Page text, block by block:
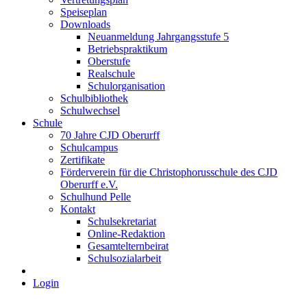
Speiseplan
Downloads
Neuanmeldung Jahrgangsstufe 5
Betriebspraktikum
Oberstufe
Realschule
Schulorganisation
Schulbibliothek
Schulwechsel
Schule
70 Jahre CJD Oberurff
Schulcampus
Zertifikate
Förderverein für die Christophorusschule des CJD
Oberurff e.V.
Schulhund Pelle
Kontakt
Schulsekretariat
Online-Redaktion
Gesamtelternbeirat
Schulsozialarbeit
Login